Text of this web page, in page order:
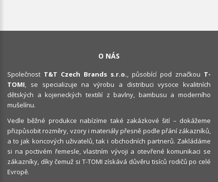
O NÁS
Společnost T&T Czech Brands s.r.o., působící pod značkou T-
TOMI, se specializuje na výrobu a distribuci vysoce kvalitních
dětských a kojeneckých textilií z bavlny, bambusu a moderního
mušelínu.
Vedle běžné produkce nabízíme také zakázkové šití – dokážeme
přizpůsobit rozměry, vzory i materiály přesně podle přání zákazníků,
a to jak koncových uživatelů, tak i obchodních partnerů. Zakládáme
si na poctivém řemesle, vlastním vývoji a otevřené komunikaci se
zákazníky, díky čemuž si T-TOMI získává důvěru tisíců rodičů po celé
Evropě.